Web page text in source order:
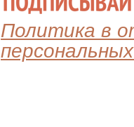
Политика в